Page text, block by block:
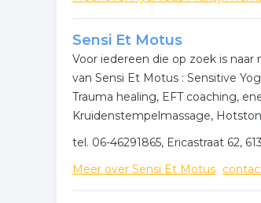
Sensi Et Motus
Voor iedereen die op zoek is
van Sensi Et Motus : Sensitive
Trauma healing, EFT coaching,
Kruidenstempelmassage,
tel. 06-46291865, Ericastraat 62,
Meer over Sensi Et Motus